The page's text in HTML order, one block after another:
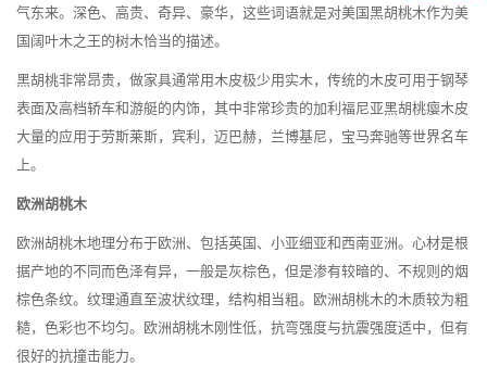
气东来。深色、高贵、奇异、豪华，这些词语就是对美国黑胡桃木作为美
国阔叶木之王的树木恰当的描述。
黑胡桃非常昂贵，做家具通常用木皮极少用实木，传统的木皮可用于钢琴
表面及高档轿车和游艇的内饰，其中非常珍贵的加利福尼亚黑胡桃瘿木皮
大量的应用于劳斯莱斯，宾利，迈巴赫，兰博基尼，宝马奔驰等世界名车
上。
欧洲胡桃木
欧洲胡桃木地理分布于欧洲、包括英国、小亚细亚和西南亚洲。心材是根
据产地的不同而色泽有异，一般是灰棕色，但是渗有较暗的、不规则的烟
棕色条纹。纹理通直至波状纹理，结构相当粗。欧洲胡桃木的木质较为粗
糙，色彩也不均匀。欧洲胡桃木刚性低，抗弯强度与抗震强度适中，但有
很好的抗撞击能力。